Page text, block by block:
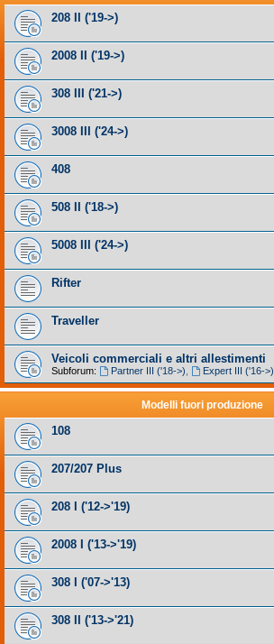
208 II ('19->)
2008 II ('19->)
308 III ('21->)
3008 III ('24->)
408
508 II ('18->)
5008 III ('24->)
Rifter
Traveller
Veicoli commerciali e altri allestimenti
Subforum: Partner III ('18->) Expert III ('16->)
Modelli fuori produzione
108
207/207 Plus
208 I ('12->'19)
2008 I ('13->'19)
308 I ('07->'13)
308 II ('13->'21)